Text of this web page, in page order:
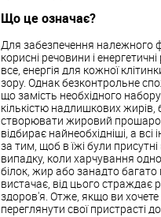
Що це означає?
Для забезпечення належного
корисні речовини і
все, енергія для кожної
зору. Однак безконтрольне
що замість необхідного
кількістю надлишкових жирів,
створювати жировий
відбирає найнеобхідніші, а
за тим, щоб в їжі були
випадку, коли харчування
білок, жир або занадто
вистачає, від цього страждає
здоров'я. Отже, якщо ви хочете
переглянути свої пристрасті